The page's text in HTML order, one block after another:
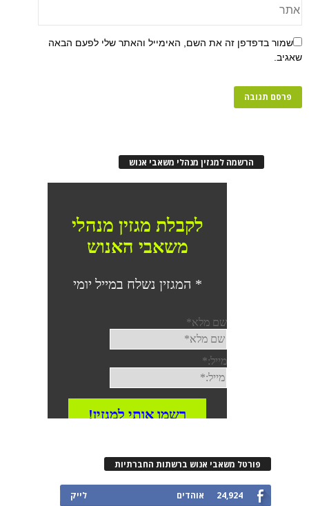
שמור בדפדפן זה את השם, האימייל והאתר שלי לפעם הבאה
שאגיב.
הרשמה למגזין מנהלי משאבי אנוש
פורטל משאבי אנוש ברשתות החברתיות
24,924 אוהדים לייק